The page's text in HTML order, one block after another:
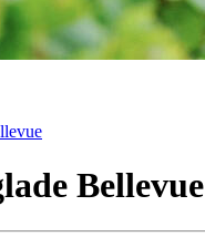
Bellevue